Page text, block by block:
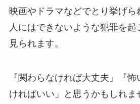
映画やドラマなどでとり挙げら
人にはできないような犯罪を起
見られます。
『関わらなければ大丈夫」『
ければいい」と思うかもしれま